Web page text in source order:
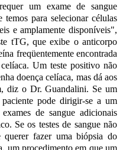
um exame de sangue
temos para selecionar células
e amplamente disponíveis",
tTG, que exibe o anticorpo
freqüentemente encontrada
Um teste positivo não
doença celíaca, mas dá aos
diz o Dr. Guandalini. Se um
pode dirigir-se a um
de sangue adicionais
Se os testes de sangue não
querer fazer uma biópsia do
um procedimento em que um